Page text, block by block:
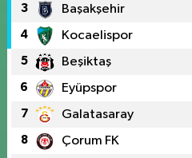
3 Başakşehir
4 Kocaelispor
5 Beşiktaş
6 Eyüpspor
7 Galatasaray
8 Çorum FK